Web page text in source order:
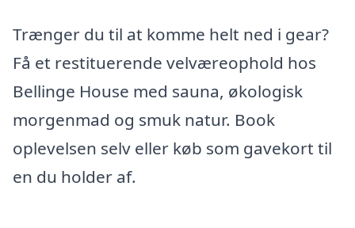
Trænger du til at komme helt ned i gear?
Få et restituerende velværeophold hos
Bellinge House med sauna, økologisk
morgenmad og smuk natur. Book
oplevelsen selv eller køb som gavekort til
en du holder af.